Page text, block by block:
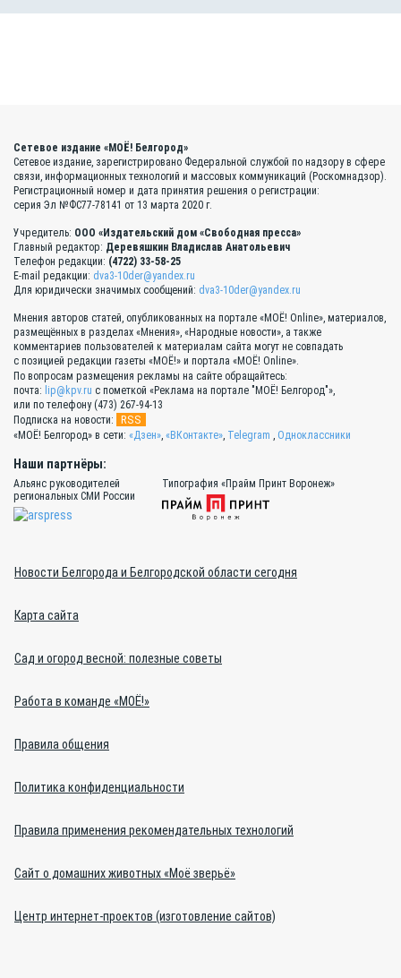
Сетевое издание «МОЁ! Белгород»
Сетевое издание, зарегистрировано Федеральной службой по надзору в сфере
связи, информационных технологий и массовых коммуникаций (Роскомнадзор).
Регистрационный номер и дата принятия решения о регистрации:
серия Эл №ФС77-78141 от 13 марта 2020 г.
Учредитель: ООО «Издательский дом «Свободная пресса»
Главный редактор: Деревяшкин Владислав Анатольевич
Телефон редакции: (4722) 33-58-25
E-mail редакции: dva3-10der@yandex.ru
Для юридически значимых сообщений: dva3-10der@yandex.ru
Мнения авторов статей, опубликованных на портале «МОЁ! Online», материалов,
размещённых в разделах «Мнения», «Народные новости», а также
комментариев пользователей к материалам сайта могут не совпадать
с позицией редакции газеты «МОЁ!» и портала «МОЁ! Online».
По вопросам размещения рекламы на сайте обращайтесь:
почта: lip@kpv.ru с пометкой «Реклама на портале "МОЁ! Белгород"»,
или по телефону (473) 267-94-13
Подписка на новости:
RSS
«МОЁ! Белгород» в сети: «Дзен», «ВКонтакте», Telegram , Одноклассники
Наши партнёры:
Альянс руководителей
региональных СМИ России
Типография «Прайм Принт Воронеж»
Новости Белгорода и Белгородской области сегодня
Карта сайта
Сад и огород весной: полезные советы
Работа в команде «МОЁ!»
Правила общения
Политика конфиденциальности
Правила применения рекомендательных технологий
Сайт о домашних животных «Моё зверьё»
Центр интернет-проектов (изготовление сайтов)